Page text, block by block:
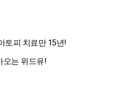
토피 치료만 15년!
오는 위드유!